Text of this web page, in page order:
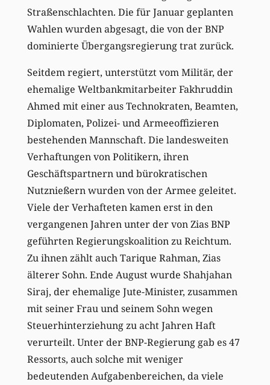
Straßenschlachten. Die für Januar geplanten
Wahlen wurden abgesagt, die von der BNP
dominierte Übergangsregierung trat zurück.
Seitdem regiert, unterstützt vom Militär, der
ehemalige Weltbankmitarbeiter Fakhruddin
Ahmed mit einer aus Technokraten, Beamten,
Diplomaten, Polizei- und Armeeoffizieren
bestehenden Mannschaft. Die landesweiten
Verhaftungen von Politikern, ihren
Geschäftspartnern und bürokratischen
Nutznießern wurden von der Armee geleitet.
Viele der Verhafteten kamen erst in den
vergangenen Jahren unter der von Zias BNP
geführten Regierungskoalition zu Reichtum.
Zu ihnen zählt auch Tarique Rahman, Zias
älterer Sohn. Ende August wurde Shahjahan
Siraj, der ehemalige Jute-Minister, zusammen
mit seiner Frau und seinem Sohn wegen
Steuerhinterziehung zu acht Jahren Haft
verurteilt. Unter der BNP-Regierung gab es 47
Ressorts, auch solche mit weniger
bedeutenden Aufgabenbereichen, da viele